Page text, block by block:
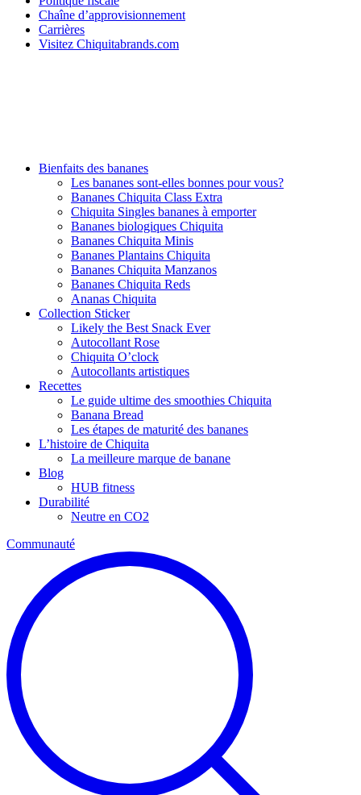
Chaîne d’approvisionnement
Carrières
Visitez Chiquitabrands.com
Bienfaits des bananes
Les bananes sont-elles bonnes pour vous?
Bananes Chiquita Class Extra
Chiquita Singles bananes à emporter
Bananes biologiques Chiquita
Bananes Chiquita Minis
Bananes Plantains Chiquita
Bananes Chiquita Manzanos
Bananes Chiquita Reds
Ananas Chiquita
Collection Sticker
Likely the Best Snack Ever
Autocollant Rose
Chiquita O’clock
Autocollants artistiques
Recettes
Le guide ultime des smoothies Chiquita
Banana Bread
Les étapes de maturité des bananes
L’histoire de Chiquita
La meilleure marque de banane
Blog
HUB fitness
Durabilité
Neutre en CO2
Communauté